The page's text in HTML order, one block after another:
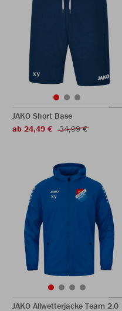
JAKO Short Base
ab 24,49 €
34,99 €
JAKO Allwetterjacke Team 2.0